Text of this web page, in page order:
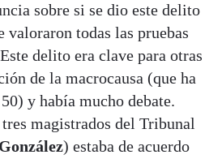
sobre si se dio este delito
valoraron todas las pruebas
delito era clave para otras
de la macrocausa (que ha
y había mucho debate.
magistrados del Tribunal
) estaba de acuerdo